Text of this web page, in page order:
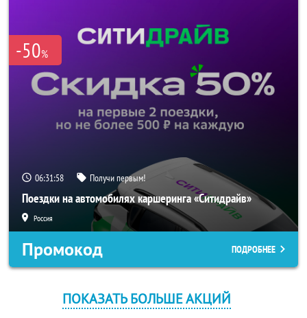
-50%
06:31:58 Получи первым!
Поездки на автомобилях каршеринга «Ситидрайв»
Россия
Промокод ПОДРОБНЕЕ
ПОКАЗАТЬ БОЛЬШЕ АКЦИЙ